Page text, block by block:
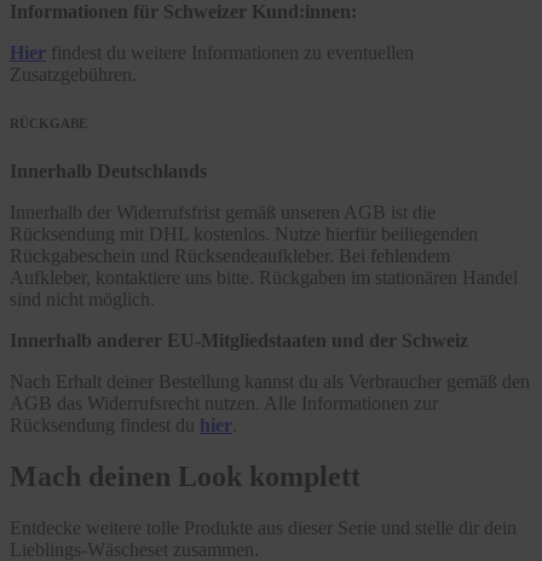
Informationen für Schweizer Kund:innen:
Hier findest du weitere Informationen zu eventuellen
Zusatzgebühren.
RÜCKGABE
Innerhalb Deutschlands
Innerhalb der Widerrufsfrist gemäß unseren AGB ist die
Rücksendung mit DHL kostenlos. Nutze hierfür beiliegenden
Rückgabeschein und Rücksendeaufkleber. Bei fehlendem
Aufkleber, kontaktiere uns bitte. Rückgaben im stationären Handel
sind nicht möglich.
Innerhalb anderer EU-Mitgliedstaaten und der Schweiz
Nach Erhalt deiner Bestellung kannst du als Verbraucher gemäß den
AGB das Widerrufsrecht nutzen. Alle Informationen zur
Rücksendung findest du hier
Mach deinen Look komplett
Entdecke weitere tolle Produkte aus dieser Serie und stelle dir dein
Lieblings-Wäscheset zusammen.